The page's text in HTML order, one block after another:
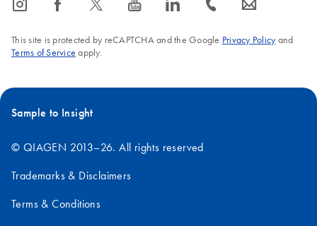
icon_0065_instagram-s icon_0064_facebook-s icon_0340_cc_gen_x-s icon_0077_youtube-s icon_0066_linkedin-s icon_0072_phone-s icon_0063_envelope-s
This site is protected by reCAPTCHA and the Google Privacy Policyand
Terms of Service apply.
Sample to Insight
© QIAGEN 2013–26. All rights reserved
Trademarks & Disclaimers
Terms & Conditions